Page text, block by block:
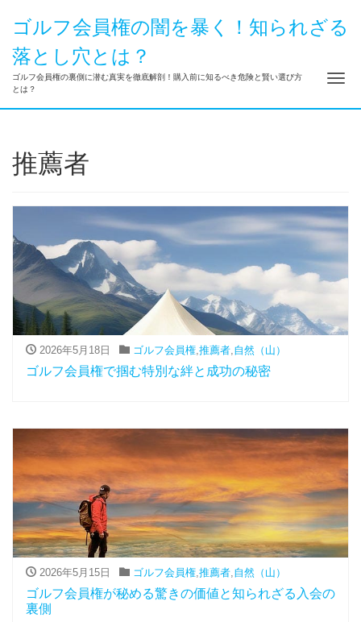
ゴルフ会員権の闇を暴く！知られざる
落とし穴とは？
ゴルフ会員権の裏側に潜む真実を徹底解剖！購入前に知るべき危険と賢い選び方
とは？
ナ
推薦者
2026年5月18日 ゴルフ会員権,推薦者,自然（山）
ゴルフ会員権で掴む特別な絆と成功の秘密
2026年5月15日 ゴルフ会員権, 推薦者, 自然（山）
ゴルフ会員権が秘める驚きの価値と知られざる入会の
裏側